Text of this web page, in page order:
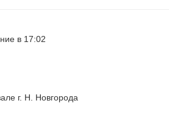
в 17:02
г. Н. Новгорода